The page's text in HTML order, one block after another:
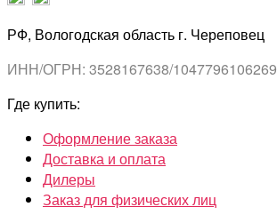
РФ, Вологодская область г. Череповец
ИНН/ОГРН: 3528167638/1047796106269
Где купить:
Оформление заказа
Доставка и оплата
Дилеры
Заказ для физических лиц